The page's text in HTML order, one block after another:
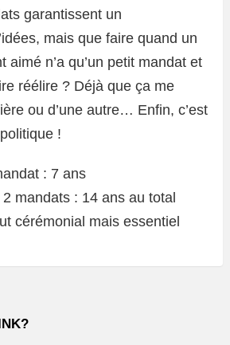
garantissent un
mais que faire quand un
aimé n’a qu’un petit mandat et
réélire ? Déjà que ça me
ou d’une autre… Enfin, c’est
!
: 7 ans
mandats : 14 ans au total
cérémonial mais essentiel